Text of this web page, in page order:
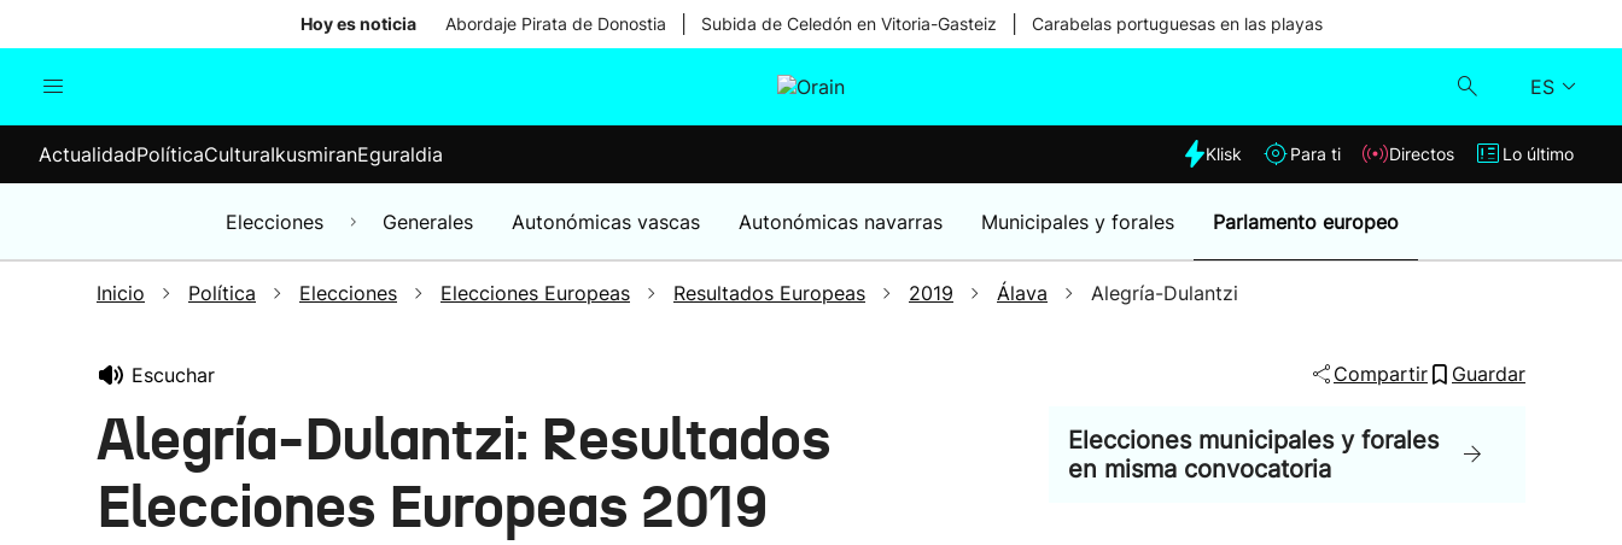
Hoy es noticia Abordaje Pirata de Donostia Subida de Celedón en Vitoria-Gasteiz Carabelas portuguesas en las playas
ES
Elecciones
Klisk
Lo último
ActualidadPolíticaCulturaIkusmiranEguraldia Klisk Para ti Directos Lo último
Elecciones Generales Autonómicas vascas Autonómicas navarras Municipales y forales Parlamento europeo
Inicio Política Elecciones Elecciones Europeas Resultados Europeas 2019 Álava Alegría-Dulantzi
Escuchar Compartir Guardar
Alegría-Dulantzi: Resultados
Elecciones Europeas 2019
Elecciones municipales y forales
en misma convocatoria